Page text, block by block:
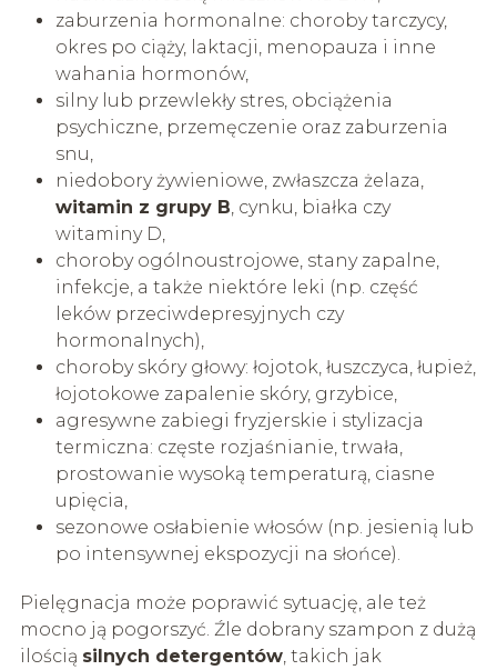
zaburzenia hormonalne: choroby tarczycy,
okres po ciąży, laktacji, menopauza i inne
wahania hormonów,
silny lub przewlekły stres, obciążenia
psychiczne, przemęczenie oraz zaburzenia
snu,
niedobory żywieniowe, zwłaszcza żelaza,
witamin z grupy B , cynku, białka czy
witaminy D,
choroby ogólnoustrojowe, stany zapalne,
infekcje, a także niektóre leki (np. część
leków przeciwdepresyjnych czy
hormonalnych),
choroby skóry głowy: łojotok, łuszczyca, łupież,
łojotokowe zapalenie skóry, grzybice,
agresywne zabiegi fryzjerskie i stylizacja
termiczna: częste rozjaśnianie, trwała,
prostowanie wysoką temperaturą, ciasne
upięcia,
sezonowe osłabienie włosów (np. jesienią lub
po intensywnej ekspozycji na słońce).
Pielęgnacja może poprawić sytuację, ale też
mocno ją pogorszyć. Źle dobrany szampon z dużą
ilością silnych detergentów, takich jak